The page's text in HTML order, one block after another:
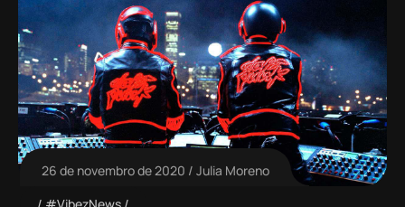
26 de novembro de 2020
Julia Moreno